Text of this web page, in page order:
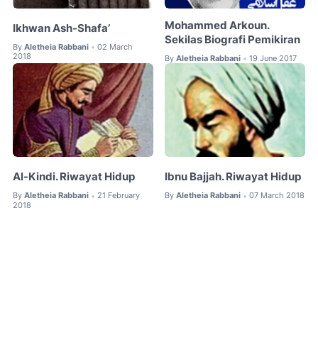
Ikhwan Ash-Shafa’
By Aletheia Rabbani • 02 March
2018
Mohammed Arkoun.
Sekilas Biografi Pemikiran
By Aletheia Rabbani • 19 June 2017
Al-Kindi. Riwayat Hidup
By Aletheia Rabbani • 21 February
2018
Ibnu Bajjah. Riwayat Hidup
By Aletheia Rabbani • 07 March 2018